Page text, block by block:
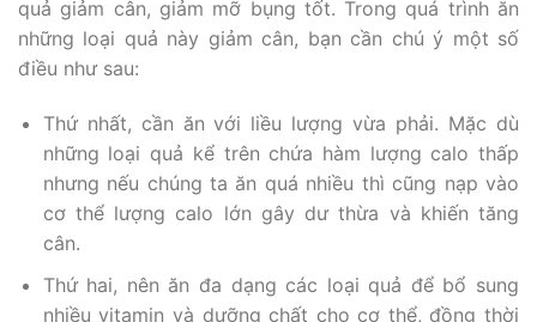
quả giảm cân, giảm mỡ bụng tốt. Trong quá trình ăn
những loại quả này giảm cân, bạn cần chú ý một số
điều như sau:
Thứ nhất, cần ăn với liều lượng vừa phải. Mặc dù
những loại quả kể trên chứa hàm lượng calo thấp
nhưng nếu chúng ta ăn quá nhiều thì cũng nạp vào
cơ thể lượng calo lớn gây dư thừa và khiến tăng
cân.
Thứ hai, nên ăn đa dạng các loại quả để bổ sung
nhiều vitamin và dưỡng chất cho cơ thể, đồng thời